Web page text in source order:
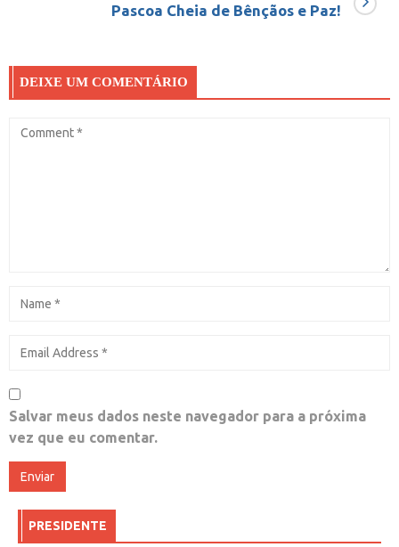
Pascoa Cheia de Bênçãos e Paz!
DEIXE UM COMENTÁRIO
Salvar meus dados neste navegador para a próxima
vez que eu comentar.
PRESIDENTE